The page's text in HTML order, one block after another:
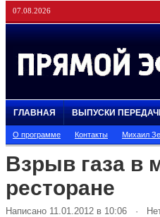
07.08.2026
ГЛАВНАЯ ВЫПУСКИ
О программе Контакты Михаил
Взрыв газа в
ресторане
Написано 11.01.2012 в 10:06 ·